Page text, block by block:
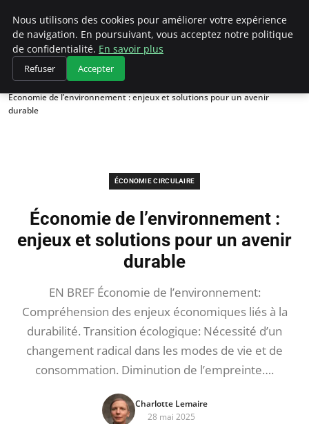
Climategatecountryclub.com
Accueil
Économie circulaire
Économie de l’environnement : enjeux et solutions pour un avenir
durable
ÉCONOMIE CIRCULAIRE
Économie de l’environnement :
enjeux et solutions pour un avenir
durable
EN BREF Économie de l’environnement:
Compréhension des enjeux économiques liés à la
durabilité. Transition écologique: Nécessité d’un
changement radical dans les modes de vie et de
consommation. Diminution de l’empreinte….
Charlotte Lemaire
28 mai 2025
Nous utilisons des cookies pour améliorer votre expérience
de navigation. En poursuivant, vous acceptez notre politique
de confidentialité. En savoir plus
Refuser Accepter